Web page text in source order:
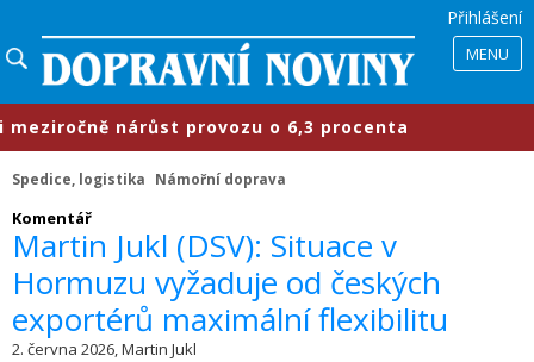
Přihlášení
MENU
nárůst provozu o 6,3 procenta
Spedice, logistika Námořní doprava
​Komentář
Martin Jukl (DSV): Situace v
Hormuzu vyžaduje od českých
exportérů maximální flexibilitu
2. června 2026, Martin Jukl